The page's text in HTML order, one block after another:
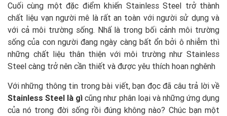
Cuối cùng một đặc điểm khiến Stainless Steel trở thành
chất liệu vạn người mê là rất an toàn với người sử dụng và
với cả môi trường sống. Nhấ là trong bối cảnh môi trường
sống của con người đang ngày càng bất ổn bởi ô nhiễm thì
những chất liệu thân thiện với môi trường như Stainless
Steel càng trở nên cần thiết và được yêu thích hoan nghênh
Với những thông tin trong bài viết, bạn đọc đã câu trả lời về
Stainless Steel là gì cũng như phân loại và những ứng dụng
của nó trong đời sống rồi đúng không nào? Chúc bạn một